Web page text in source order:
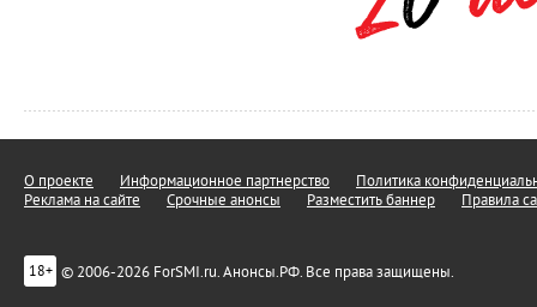
О проекте Информационное партнерство
Политика
Реклама на сайте
Срочные анонсы Разместить баннер Правила
18+ © 2006-2026 ForSMI.ru. Анонсы.РФ. Все права защищены.